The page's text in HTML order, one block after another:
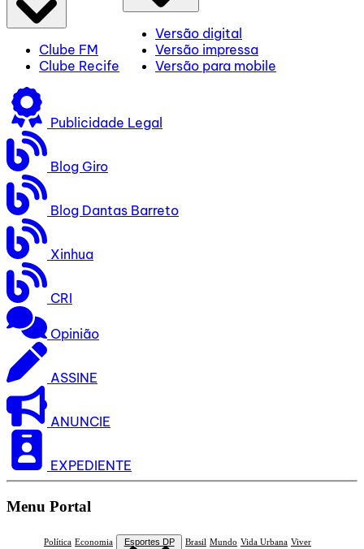
Clube FM
Clube Recife
Versão digital
Versão impressa
Versão para mobile
Publicidade Legal
Blog Giro
Blog Dantas Barreto
Xinhua
CRI
Opinião
ASSINE
ANUNCIE
EXPEDIENTE
Menu Portal
Política Economia Esportes DP Brasil Mundo Vida Urbana Viver